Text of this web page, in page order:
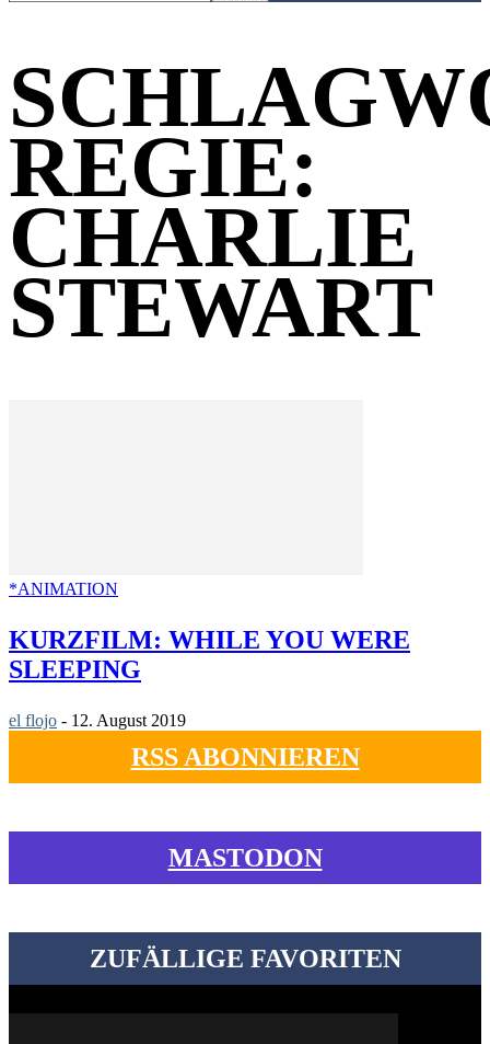
REGIE:
CHARLIE
STEWART
*ANIMATION
KURZFILM: WHILE YOU WERE
SLEEPING
el flojo - 12. August 2019
RSS ABONNIEREN
MASTODON
ZUFÄLLIGE FAVORITEN